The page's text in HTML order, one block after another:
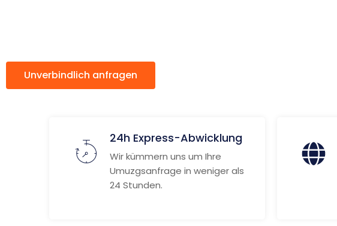
Unverbindlich anfragen
24h Express-Abwicklung
Wir kümmern uns um Ihre
Umuzgsanfrage in weniger als
24 Stunden.